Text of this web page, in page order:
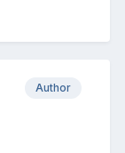
Author